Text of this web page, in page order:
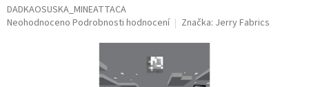
DADKAOSUSKA_MINEATTACA
Průměrné
Neohodnoceno Podrobnosti hodnocení Značka: Jerry Fabrics